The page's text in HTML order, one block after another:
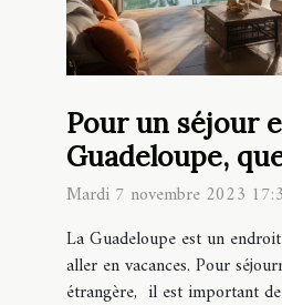
Pour un séjour
Guadeloupe,
locations choisir
Mardi 7 novembre 2023
La Guadeloupe est un
aller en vacances. Pour
étrangère, il est important